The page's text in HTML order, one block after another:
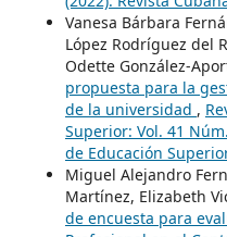
Vanesa Bárbara
López Rodríguez del
Odette González-
propuesta para la
de la universidad ,
Superior: Vol. 41
de Educación
Miguel Alejandro
Martínez, Elizabeth
de encuesta para